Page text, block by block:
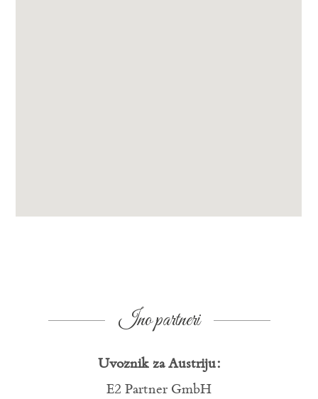
Ino partneri
Uvoznik za Austriju:
E2 Partner GmbH